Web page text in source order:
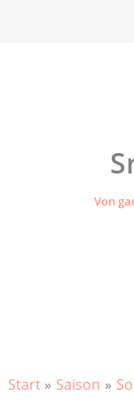
Von
Start Saison